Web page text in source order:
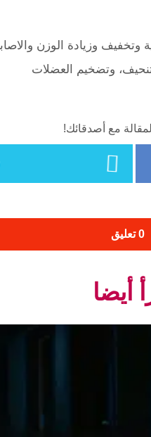
وتخفيف وزيادة الوزن
وتضخيم العضلات
مع أصدقائك!
‫0 تعليق
أيضا